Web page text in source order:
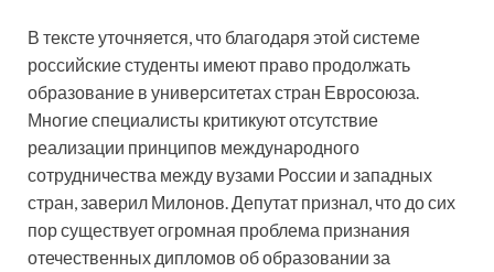
В тексте уточняется, что благодаря этой системе
российские студенты имеют право продолжать
образование в университетах стран Евросоюза.
Многие специалисты критикуют отсутствие
реализации принципов международного
сотрудничества между вузами России и западных
стран, заверил Милонов. Депутат признал, что до сих
пор существует огромная проблема признания
отечественных дипломов об образовании за